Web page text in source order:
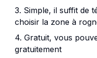
3. Simple, il suffit de
choisir la zone à
4. Gratuit, vous
gratuitement